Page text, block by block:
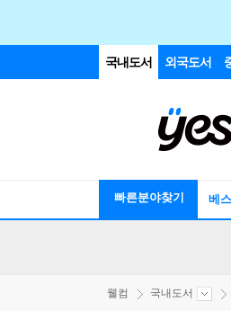
국내도서 외국도서
빠른분야찾기 베
웰컴 국내도서